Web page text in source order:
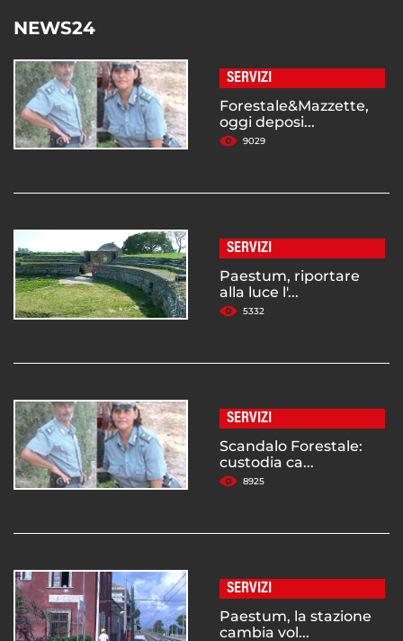
NEWS24
SERVIZI
Forestale&Mazzette,
oggi deposi...
9029
SERVIZI
Paestum, riportare
alla luce l'...
5332
SERVIZI
Scandalo Forestale:
custodia ca...
8925
SERVIZI
Paestum, la stazione
cambia vol...